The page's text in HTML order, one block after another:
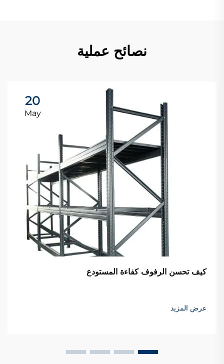
نصائح عملية
20
May
كيف تحسن الرفوف كفاءة المستودع
عرض المزيد